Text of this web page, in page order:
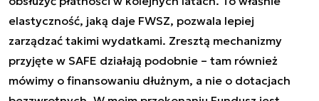
elastyczność, jaką daje FWSZ, pozwala lepiej
zarządzać takimi wydatkami. Zresztą mechanizmy
przyjęte w SAFE działają podobnie – tam również
mówimy o finansowaniu dłużnym, a nie o dotacjach